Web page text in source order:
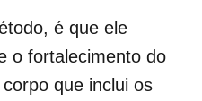
é que ele
o fortalecimento do
que inclui os